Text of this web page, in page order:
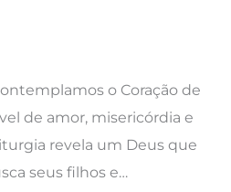
o Coração de
de amor, misericórdia e
revela um Deus que
seus filhos e…